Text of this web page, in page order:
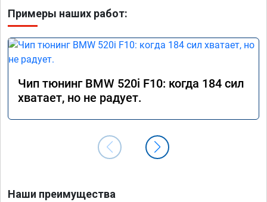
Примеры наших работ:
Чип тюнинг BMW 520i F10: когда 184 сил
хватает, но не радует.
Наши преимущества